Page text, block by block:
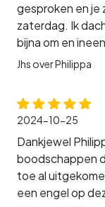
gesproken en je
zaterdag. Ik
bijna om en
Jhs over Philippa
2024-10-25
Dankjewel
boodschappen
toe al
een engel op